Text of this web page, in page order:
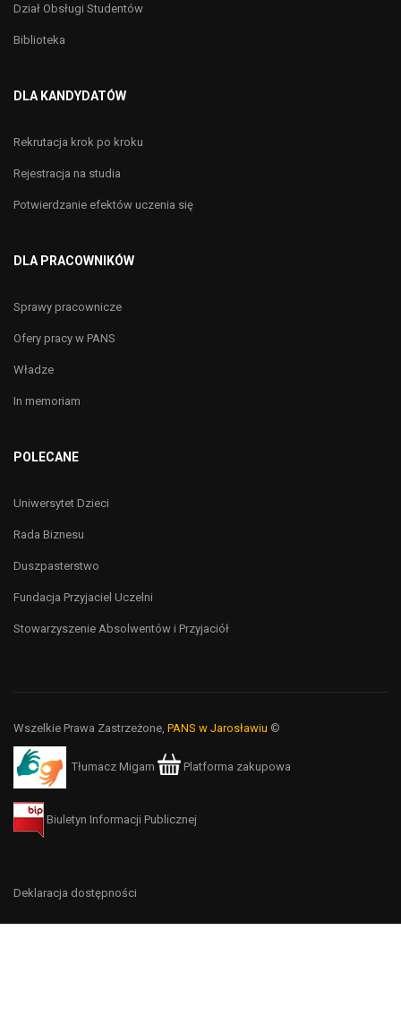
Dział Obsługi Studentów
Biblioteka
DLA KANDYDATÓW
Rekrutacja krok po kroku
Rejestracja na studia
Potwierdzanie efektów uczenia się
DLA PRACOWNIKÓW
Sprawy pracownicze
Ofery pracy w PANS
Władze
In memoriam
POLECANE
Uniwersytet Dzieci
Rada Biznesu
Duszpasterstwo
Fundacja Przyjaciel Uczelni
Stowarzyszenie Absolwentów i Przyjaciół
Wszelkie Prawa Zastrzeżone, PANS w Jarosławiu ©
Tłumacz Migam Platforma zakupowa
Biuletyn Informacji Publicznej
Deklaracja dostępności